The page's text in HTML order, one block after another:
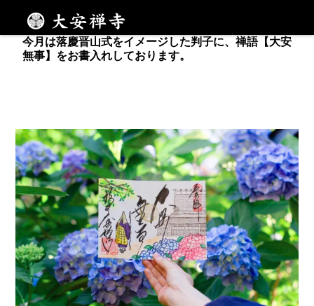
６月１５日から月替わり御朱印の頒布を開始し、ご拝
観の皆様からもご好評いただいております。
今月は落慶晋山式をイメージした判子に、禅語【大安
無事】をお書入れしております。